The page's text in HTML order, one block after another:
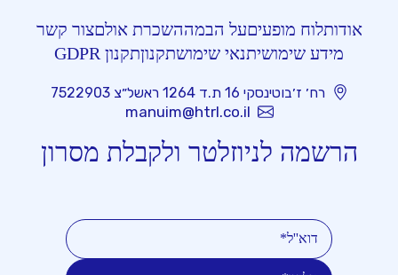
אודותלוח מופעיםעל הבמההשכרת אולםצור קשר
מידע שימושיתנאי שימושתקנוןתקנון GDPR
רח׳ ז׳בוטינסקי 16 ת.ד 1264 ראשל״צ 7522903
manuim@htrl.co.il
הרשמה לניוזלטר ולקבלת מסרון